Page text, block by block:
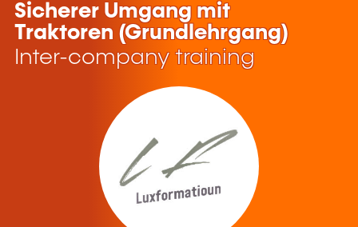
Sicherer Umgang mit
Traktoren (Grundlehrgang)
Inter-company training